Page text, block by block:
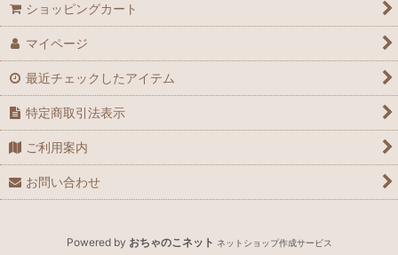
ショッピングカート
マイページ
最近チェックしたアイテム
特定商取引法表示
ご利用案内
お問い合わせ
Powered by おちゃのこネット ネットショップ作成サービス